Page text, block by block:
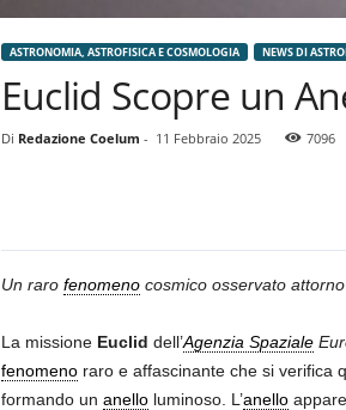
ASTRONOMIA, ASTROFISICA E COSMOLOGIA NEWS DI
Euclid Scopre un
Di Redazione Coelum - 11 Febbraio 2025 7096
Un raro fenomenocosmico osservato
La missione Euclid dell’Agenzia Spaziale
fenomenoraro e affascinante che si verifica
formando un anelloluminoso. L’anello